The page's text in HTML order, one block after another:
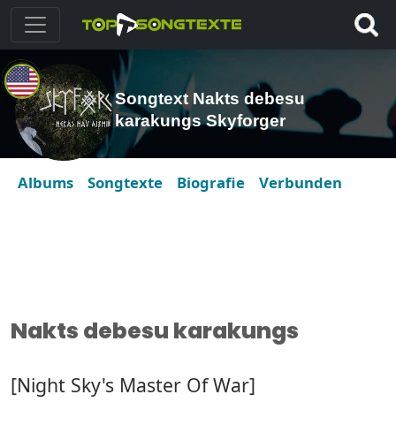
Songtext Nakts debesu
karakungs Skyforger
Albums Songtexte Biografie Verbunden
Nakts debesu karakungs
[Night Sky's Master Of War]